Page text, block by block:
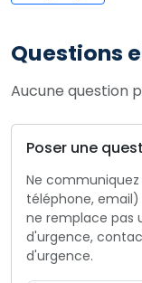
Questions
Aucune question
Poser une
Ne
téléphone,
ne remplace pas
d'urgence,
d'urgence.